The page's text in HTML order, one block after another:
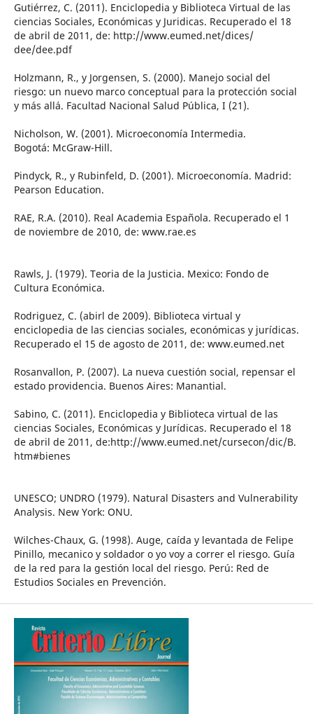
Gutiérrez, C. (2011). Enciclopedia y Biblioteca Virtual de las
ciencias Sociales, Económicas y Juridicas. Recuperado el 18
de abril de 2011, de: http://www.eumed.net/dices/
dee/dee.pdf
Holzmann, R., y Jorgensen, S. (2000). Manejo social del
riesgo: un nuevo marco conceptual para la protección social
y más allá. Facultad Nacional Salud Pública, I (21).
Nicholson, W. (2001). Microeconomía Intermedia.
Bogotá: McGraw-Hill.
Pindyck, R., y Rubinfeld, D. (2001). Microeconomía. Madrid:
Pearson Education.
RAE, R.A. (2010). Real Academia Española. Recuperado el 1
de noviembre de 2010, de: www.rae.es
Rawls, J. (1979). Teoria de la Justicia. Mexico: Fondo de
Cultura Económica.
Rodriguez, C. (abirl de 2009). Biblioteca virtual y
enciclopedia de las ciencias sociales, económicas y jurídicas.
Recuperado el 15 de agosto de 2011, de: www.eumed.net
Rosanvallon, P. (2007). La nueva cuestión social, repensar el
estado providencia. Buenos Aires: Manantial.
Sabino, C. (2011). Enciclopedia y Biblioteca virtual de las
ciencias Sociales, Económicas y Jurídicas. Recuperado el 18
de abril de 2011, de:http://www.eumed.net/cursecon/dic/B.
htm#bienes
UNESCO; UNDRO (1979). Natural Disasters and Vulnerability
Analysis. New York: ONU.
Wilches-Chaux, G. (1998). Auge, caída y levantada de Felipe
Pinillo, mecanico y soldador o yo voy a correr el riesgo. Guía
de la red para la gestión local del riesgo. Perú: Red de
Estudios Sociales en Prevención.